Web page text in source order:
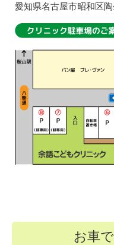
愛知県名古屋市昭和区
お車